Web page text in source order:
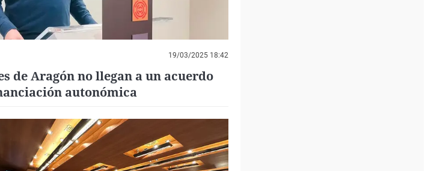
19/03/2025 18:42
de Aragón no llegan a un acuerdo
autonómica